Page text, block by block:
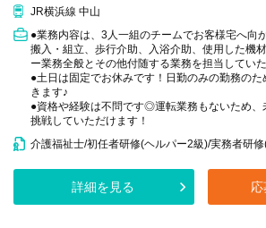
JR横浜線 中山
●業務内容は、3人一組のチームでお客様宅へ向
搬入・組立、歩行介助、入浴介助、使用した機
ー業務全般とその他付随する業務を担当してい
●土日は固定でお休みです！日勤のみの勤務の
きます♪
●資格や経験は不問です◎運転業務もないため、
挑戦していただけます！
介護福祉士/初任者研修(ヘルパー2級)/実務者研
詳細を見る